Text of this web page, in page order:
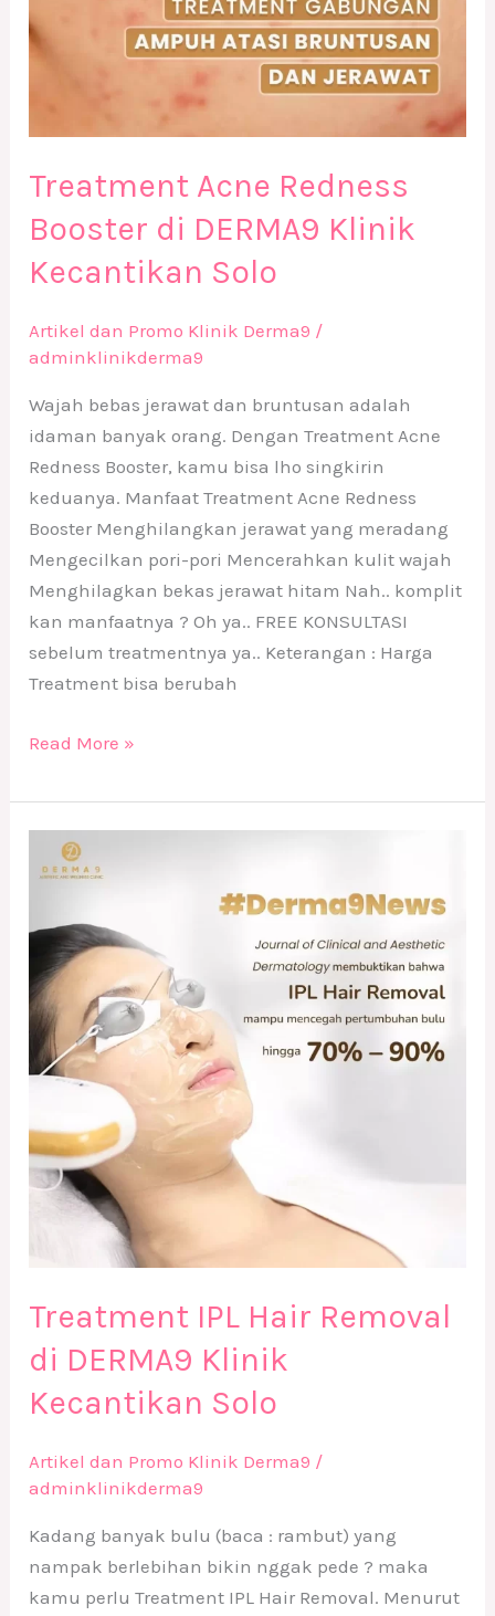
Treatment Acne Redness
Booster di DERMA9 Klinik
Kecantikan Solo
Artikel dan Promo Klinik Derma9 /
adminklinikderma9
Wajah bebas jerawat dan bruntusan adalah
idaman banyak orang. Dengan Treatment Acne
Redness Booster, kamu bisa lho singkirin
keduanya. Manfaat Treatment Acne Redness
Booster Menghilangkan jerawat yang meradang
Mengecilkan pori-pori Mencerahkan kulit wajah
Menghilagkan bekas jerawat hitam Nah.. komplit
kan manfaatnya ? Oh ya.. FREE KONSULTASI
sebelum treatmentnya ya.. Keterangan : Harga
Treatment bisa berubah
Read More »
Treatment IPL Hair Removal
di DERMA9 Klinik
Kecantikan Solo
Artikel dan Promo Klinik Derma9 /
adminklinikderma9
Kadang banyak bulu (baca : rambut) yang
nampak berlebihan bikin nggak pede ? maka
kamu perlu Treatment IPL Hair Removal. Menurut
Treatment
IPL
Removal
di
DERMA9
Klinik
Kecantikan